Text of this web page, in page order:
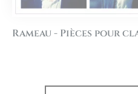
Rameau - Pièces pour